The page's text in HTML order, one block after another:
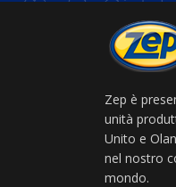
Zep è
unità
Unito e
nel nostro
mondo.